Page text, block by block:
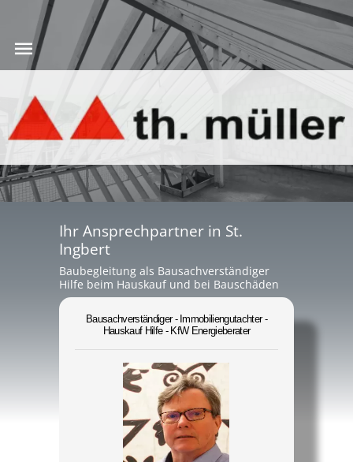
Ihr Ansprechpartner in St.
Ingbert
Baubegleitung als Bausachverständiger
Hilfe beim Hauskauf und bei Bauschäden
Bausachverständiger - Immobiliengutachter -
Hauskauf Hilfe - KfW Energieberater